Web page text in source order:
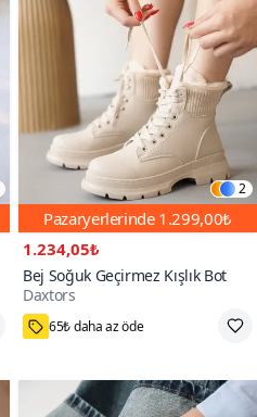
2
Pazaryerlerinde 1.299,00₺
1.234,05₺
Bej Soğuk Geçirmez Kışlık Bot
Daxtors
4000+
65₺ daha az öde